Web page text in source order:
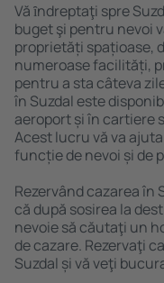
Vă ȋndreptaţi spre
buget şi pentru nevoi
proprietăți spațioase,
numeroase facilități,
pentru a sta câteva
în Suzdal este
aeroport și în cartiere
Acest lucru vă va
funcție de nevoi și de
Rezervând cazarea în
că după sosirea la
nevoie să căutaţi un
de cazare. Rezervaţi
Suzdal și vă veţi